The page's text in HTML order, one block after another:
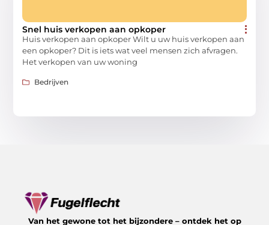
Snel huis verkopen aan opkoper
Huis verkopen aan opkoper Wilt u uw huis verkopen aan
een opkoper? Dit is iets wat veel mensen zich afvragen.
Het verkopen van uw woning
Bedrijven
Van het gewone tot het bijzondere – ontdek het op